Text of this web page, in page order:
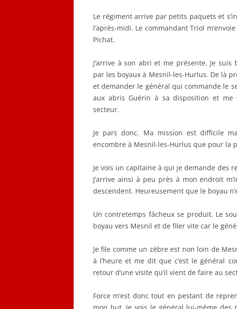
Le régiment arrive par petits paquets et
l’après-midi. Le commandant Triol
Pichat.
J’arrive à son abri et me présente. Je
par les boyaux à Mesnil-les-Hurlus. De là
et demander le général qui commande le
aux abris Guérin à sa disposition et
secteur.
Je pars donc. Ma mission est difficile
encombre à Mesnil-les-Hurlus que pour la
Je vois un capitaine à qui je demande des
J’arrive ainsi à peu près à mon endroit
descendent. Heureusement que le boyau
Un contretemps fâcheux se produit. Le
boyau vers Mesnil et de filer vite car le
Je file comme un zèbre est non loin de
à l’heure et me dit que c’est le général
retour d’une visite qu’il vient de faire au
Force m’est donc tout en pestant de